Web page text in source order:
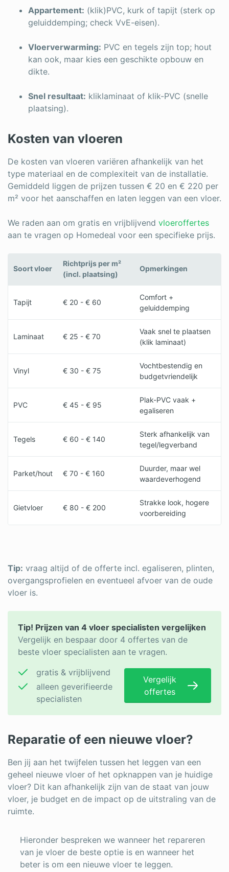
Appartement: (klik)PVC, kurk of tapijt (sterk op
geluiddemping; check VvE-eisen).
Vloerverwarming: PVC en tegels zijn top; hout
kan ook, maar kies een geschikte opbouw en
dikte.
Snel resultaat: kliklaminaat of klik-PVC (snelle
plaatsing).
Kosten van vloeren
De kosten van vloeren variëren afhankelijk van het
type materiaal en de complexiteit van de installatie.
Gemiddeld liggen de prijzen tussen € 20 en € 220 per
m² voor het aanschaffen en laten leggen van een vloer.
We raden aan om gratis en vrijblijvend vloeroffertes
aan te vragen op Homedeal voor een specifieke prijs.
Soort vloer
Richtprijs per m²
(incl. plaatsing)
Opmerkingen
Tapijt € 20 - € 60
Comfort +
geluiddemping
Laminaat € 25 - € 70
Vaak snel te plaatsen
(klik laminaat)
Vinyl € 30 - € 75
Vochtbestendig en
budgetvriendelijk
PVC € 45 - € 95
Plak-PVC vaak +
egaliseren
Tegels € 60 - € 140
Sterk afhankelijk van
tegel/legverband
Parket/hout € 70 - € 160
Duurder, maar wel
waardeverhogend
Gietvloer € 80 - € 200
Strakke look, hogere
voorbereiding
Tip: vraag altijd of de offerte incl. egaliseren, plinten,
overgangsprofielen en eventueel afvoer van de oude
vloer is.
Tip! Prijzen van 4 vloer specialisten vergelijken
Vergelijk en bespaar door 4 offertes van de
beste vloer specialisten aan te vragen.
gratis & vrijblijvend
alleen geverifieerde
specialisten
Vergelijk
offertes
Reparatie of een nieuwe vloer?
Ben jij aan het twijfelen tussen het leggen van een
geheel nieuwe vloer of het opknappen van je huidige
vloer? Dit kan afhankelijk zijn van de staat van jouw
vloer, je budget en de impact op de uitstraling van de
ruimte.
Hieronder bespreken we wanneer het repareren
van je vloer de beste optie is en wanneer het
beter is om een nieuwe vloer te leggen.